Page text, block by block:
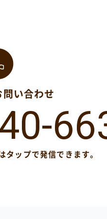
い合わせ
タップで発信できます。